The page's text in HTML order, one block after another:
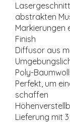
abstrakten
Markierungen
Finish
Diffusor aus
Poly-
Perfekt, um
schaffen
Lieferung mit